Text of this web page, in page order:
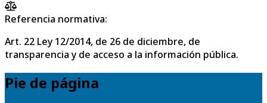
Referencia normativa:
Art. 22 Ley 12/2014, de 26 de diciembre, de
transparencia y de acceso a la información pública.
Pie de página